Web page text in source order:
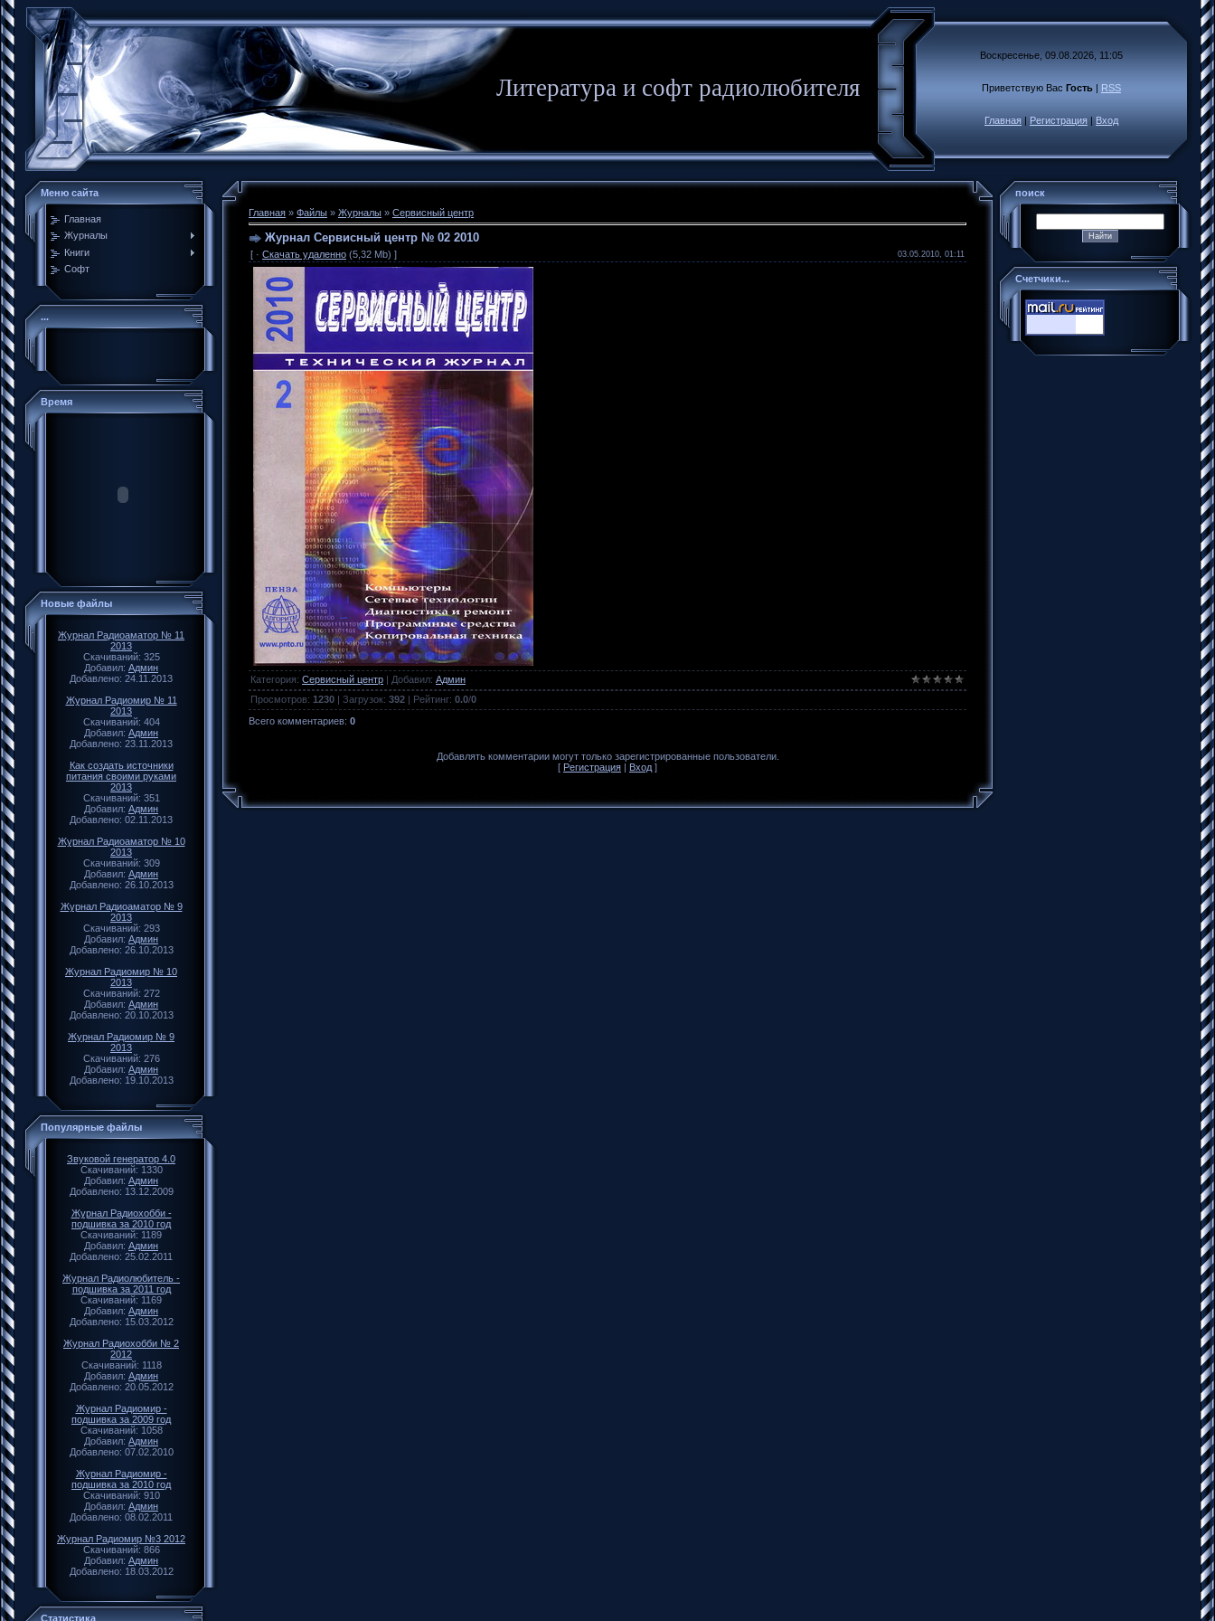
Литература и софт радиолюбителя
Воскресенье, 09.08.2026, 11:05
Приветствую Вас Гость | RSS
Главная | Регистрация | Вход
Меню сайта
Главная
Журналы
Книги
Софт
...
Время
Новые файлы
Журнал Радиоаматор № 11
2013
Скачиваний: 325
Добавил: Админ
Добавлено: 24.11.2013
Журнал Радиомир № 11
2013
Скачиваний: 404
Добавил: Админ
Добавлено: 23.11.2013
Как создать источники
питания своими руками
2013
Скачиваний: 351
Добавил: Админ
Добавлено: 02.11.2013
Журнал Радиоаматор № 10
2013
Скачиваний: 309
Добавил: Админ
Добавлено: 26.10.2013
Журнал Радиоаматор № 9
2013
Скачиваний: 293
Добавил: Админ
Добавлено: 26.10.2013
Журнал Радиомир № 10
2013
Скачиваний: 272
Добавил: Админ
Добавлено: 20.10.2013
Журнал Радиомир № 9
2013
Скачиваний: 276
Добавил: Админ
Добавлено: 19.10.2013
Популярные файлы
Звуковой генератор 4.0
Скачиваний: 1330
Добавил: Админ
Добавлено: 13.12.2009
Журнал Радиохобби -
подшивка за 2010 год
Скачиваний: 1189
Добавил: Админ
Добавлено: 25.02.2011
Журнал Радиолюбитель -
подшивка за 2011 год
Скачиваний: 1169
Добавил: Админ
Добавлено: 15.03.2012
Журнал Радиохобби № 2
2012
Скачиваний: 1118
Добавил: Админ
Добавлено: 20.05.2012
Журнал Радиомир -
подшивка за 2009 год
Скачиваний: 1058
Добавил: Админ
Добавлено: 07.02.2010
Журнал Радиомир -
подшивка за 2010 год
Скачиваний: 910
Добавил: Админ
Добавлено: 08.02.2011
Журнал Радиомир №3 2012
Скачиваний: 866
Добавил: Админ
Добавлено: 18.03.2012
Статистика
Главная » Файлы » Журналы » Сервисный центр
Журнал Сервисный центр № 02 2010
[ · Скачать удаленно (5,32 Mb) ] 03.05.2010, 01:11
Категория: Сервисный центр | Добавил: Админ
Просмотров: 1230 | Загрузок: 392 | Рейтинг: 0.0/0
Всего комментариев: 0
Добавлять комментарии могут только зарегистрированные пользователи.
[ Регистрация | Вход ]
поиск
Счетчики...